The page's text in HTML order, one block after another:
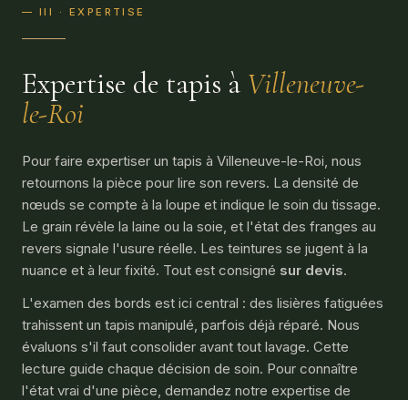
— III · EXPERTISE
Expertise de tapis à Villeneuve-
le-Roi
Pour faire expertiser un tapis à Villeneuve-le-Roi, nous
retournons la pièce pour lire son revers. La densité de
nœuds se compte à la loupe et indique le soin du tissage.
Le grain révèle la laine ou la soie, et l'état des franges au
revers signale l'usure réelle. Les teintures se jugent à la
nuance et à leur fixité. Tout est consigné sur devis.
L'examen des bords est ici central : des lisières fatiguées
trahissent un tapis manipulé, parfois déjà réparé. Nous
évaluons s'il faut consolider avant tout lavage. Cette
lecture guide chaque décision de soin. Pour connaître
l'état vrai d'une pièce, demandez notre expertise de